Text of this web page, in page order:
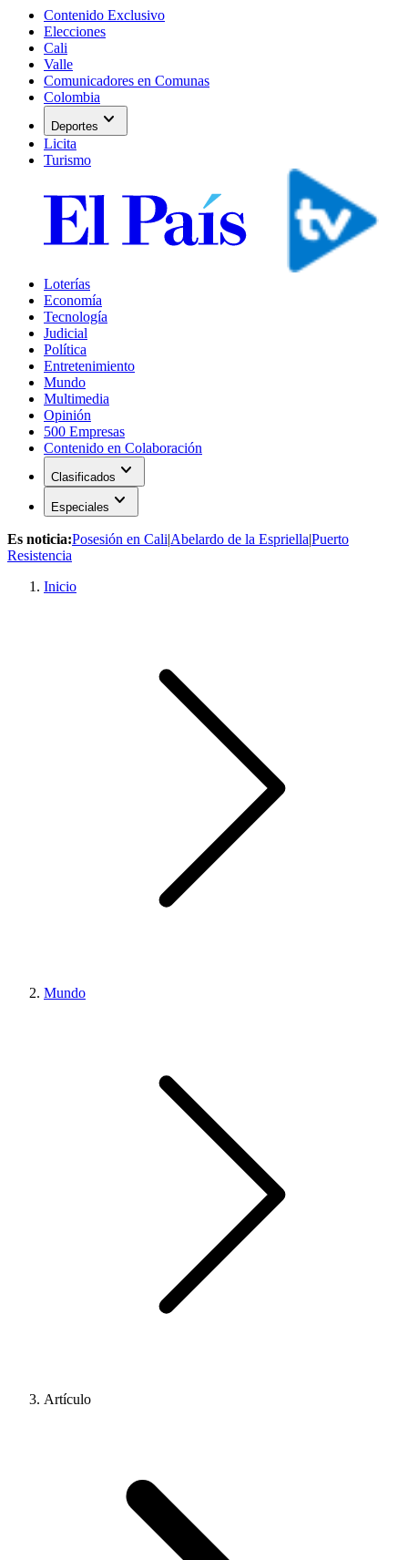
Contenido Exclusivo
Elecciones
Cali
Valle
Comunicadores en Comunas
Colombia
Deportes expand_more
Licita
Turismo
Loterías
Economía
Tecnología
Judicial
Política
Entretenimiento
Mundo
Multimedia
Opinión
500 Empresas
Contenido en Colaboración
Clasificados expand_more
Especiales expand_more
Es noticia:Posesión en Cali|Abelardo de la Espriella|Puerto
Resistencia
Inicio
Mundo
Artículo